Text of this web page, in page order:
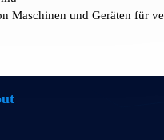
und Geräten für